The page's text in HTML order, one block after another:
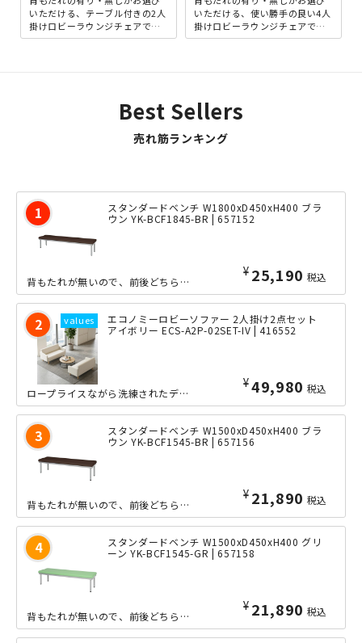
いただける、テーブル付きの2人
掛けロビーラウンジチェアで
す。丸みを帯びたフォルムと豊
いただける、使い勝手の良い4人
掛けロビーラウンジチェアで
す。丸みを帯びたフォルムと豊
Best Sellers
売れ筋ランキング
スタンダードベンチ W1800xD450xH400 ブラ
ウン YK-BCF1845-BR | 657152
¥ 25,190 税込
背もたれが無いので、前後どちら向きにも座れる、横幅1800mmのシンプルなスタン...
エコノミーロビーソファー 2人掛け2点セット
アイボリー ECS-A2P-02SET-IV | 416552
¥49,980 税込
ロープライスながら洗練されたデザインが魅力のエコノミーロビーソファ2人掛けを2台...
スタンダードベンチ W1500xD450xH400 ブラ
ウン YK-BCF1545-BR | 657156
¥ 21,890 税込
背もたれが無いので、前後どちら向きにも座れる、横幅1500mmのシンプルなスタン...
スタンダードベンチ W1500xD450xH400 グリ
ーン YK-BCF1545-GR | 657158
¥ 21,890 税込
背もたれが無いので、前後どちら向きにも座れる、横幅1500mmのシンプルなスタン...